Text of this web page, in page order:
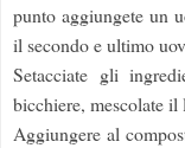
punto aggiungete un
il secondo e ultimo
Setacciate gli
bicchiere, mescolate
Aggiungere al